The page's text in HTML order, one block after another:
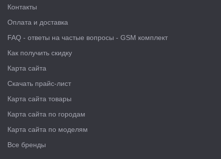
Контакты
Оплата и доставка
FAQ - ответы на частые вопросы - GSM комплект
Как получить скидку
Карта сайта
Скачать прайс-лист
Карта сайта товары
Карта сайта по городам
Карта сайта по моделям
Все бренды